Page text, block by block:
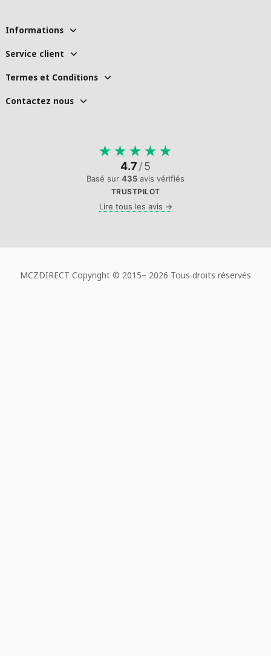
Informations
Service client
Termes et Conditions
Contactez nous
★ ★ ★ ★ ★
4.7/5
Basé sur 435 avis vérifiés
TRUSTPILOT
Lire tous les avis →
MCZDIRECT Copyright © 2015– 2026 Tous droits réservés